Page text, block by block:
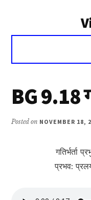
Voice
Vivekananda
BG 9.18
Posted on NOVEMBER 18,
गतिर्भर्ता
प्रभव: